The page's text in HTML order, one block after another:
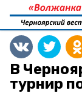
В
турнир